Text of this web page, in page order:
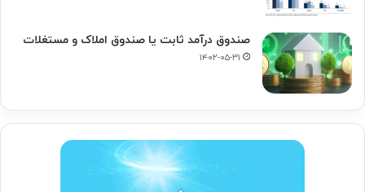
صندوق درآمد ثابت یا صندوق املاک و مستغلات
۱۴۰۲-۰۵-۳۱